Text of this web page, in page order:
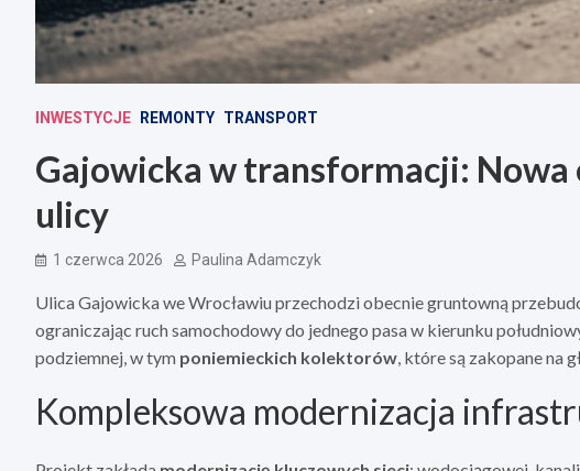
INWESTYCJE REMONTY TRANSPORT
Gajowicka w transformacji: Nowa
ulicy
1 czerwca 2026 Paulina Adamczyk
Ulica Gajowicka we Wrocławiu przechodzi obecnie gruntowną
ograniczając ruch samochodowy do jednego pasa w kierunku
podziemnej, w tym poniemieckich kolektorów, które są zakopane na
Kompleksowa modernizacja